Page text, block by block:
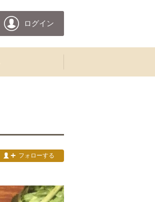
ログイン
フォローする